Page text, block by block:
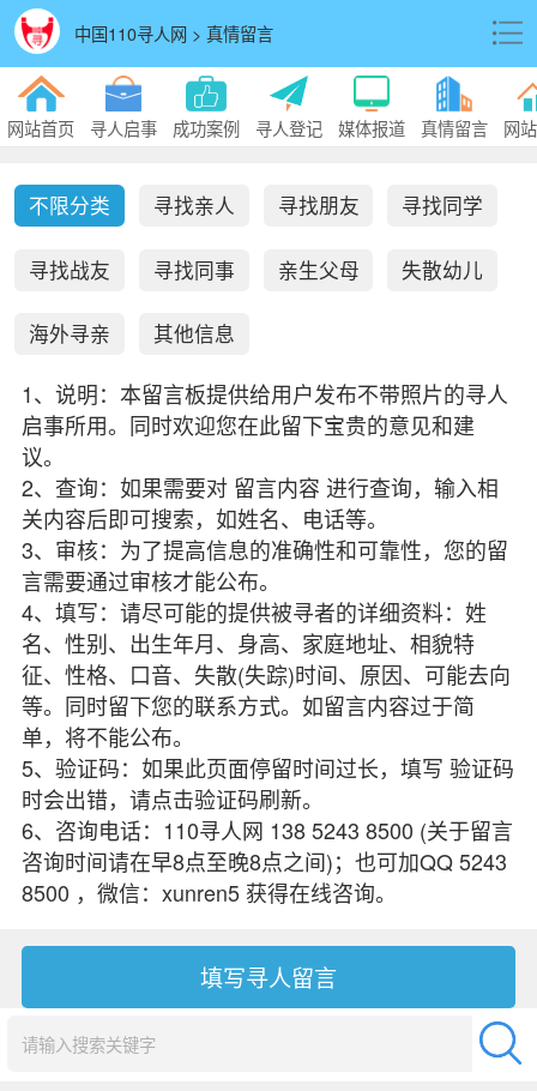
中国110寻人网 > 真情留言
网站首页 寻人启事 成功案例 寻人登记 媒体报道 真情留言 网
不限分类 寻找亲人 寻找朋友 寻找同学
寻找战友 寻找同事 亲生父母 失散幼儿
海外寻亲 其他信息
1、说明：本留言板提供给用户发布不带照片的寻人
启事所用。同时欢迎您在此留下宝贵的意见和建
议。
2、查询：如果需要对 留言内容 进行查询，输入相
关内容后即可搜索，如姓名、电话等。
3、审核：为了提高信息的准确性和可靠性，您的留
言需要通过审核才能公布。
4、填写：请尽可能的提供被寻者的详细资料：姓
名、性别、出生年月、身高、家庭地址、相貌特
征、性格、口音、失散(失踪)时间、原因、可能去向
等。同时留下您的联系方式。如留言内容过于简
单，将不能公布。
5、验证码：如果此页面停留时间过长，填写 验证码
时会出错，请点击验证码刷新。
6、咨询电话：110寻人网 138 5243 8500 (关于留言
咨询时间请在早8点至晚8点之间)；也可加QQ 5243
8500 ，微信：xunren5 获得在线咨询。